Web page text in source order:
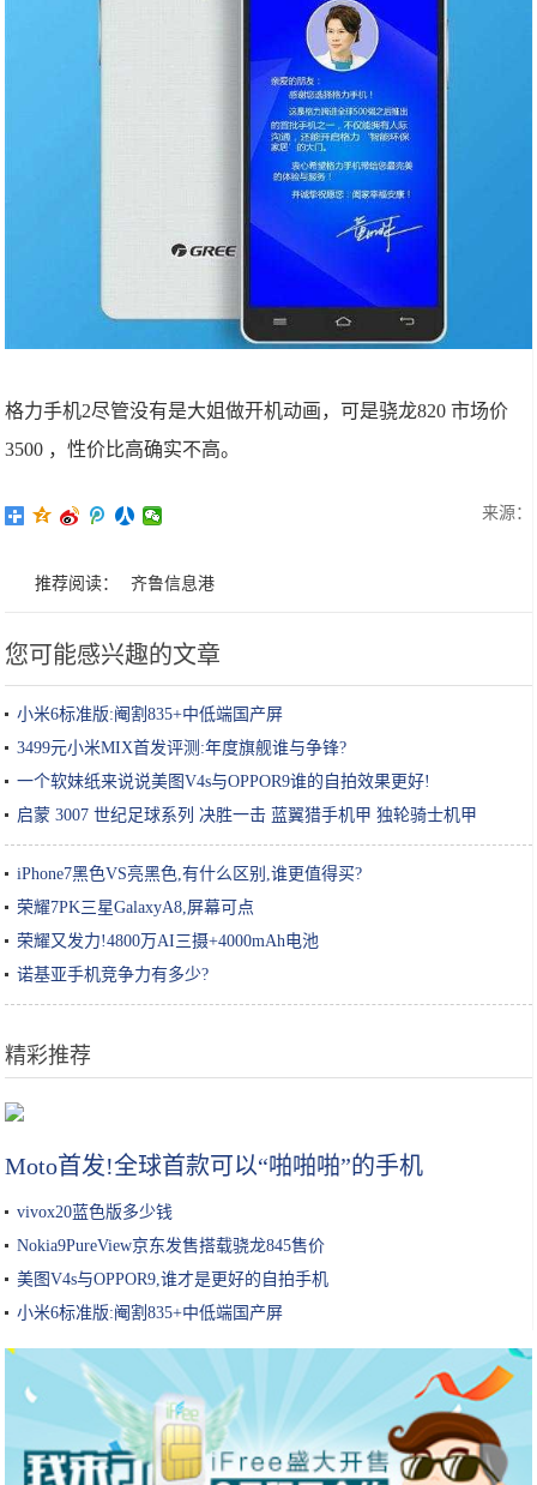
格力手机2尽管没有是大姐做开机动画，可是骁龙820 市场价
3500 ，性价比高确实不高。
来源：
推荐阅读： 齐鲁信息港
您可能感兴趣的文章
小米6标准版:阉割835+中低端国产屏
3499元小米MIX首发评测:年度旗舰谁与争锋?
一个软妹纸来说说美图V4s与OPPOR9谁的自拍效果更好!
启蒙 3007 世纪足球系列 决胜一击 蓝翼猎手机甲 独轮骑士机甲
iPhone7黑色VS亮黑色,有什么区别,谁更值得买?
荣耀7PK三星GalaxyA8,屏幕可点
荣耀又发力!4800万AI三摄+4000mAh电池
诺基亚手机竞争力有多少?
精彩推荐
Moto首发!全球首款可以“啪啪啪”的手机
vivox20蓝色版多少钱
Nokia9PureView京东发售搭载骁龙845售价
美图V4s与OPPOR9,谁才是更好的自拍手机
小米6标准版:阉割835+中低端国产屏